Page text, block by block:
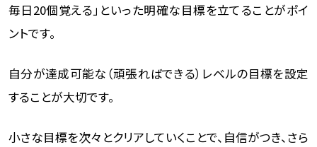
毎日20個覚える」といった明確な目標を立てることがポイ
ントです。
自分が達成可能な（頑張ればできる）レベルの目標を設定
することが大切です。
小さな目標を次々とクリアしていくことで、自信がつき、さら